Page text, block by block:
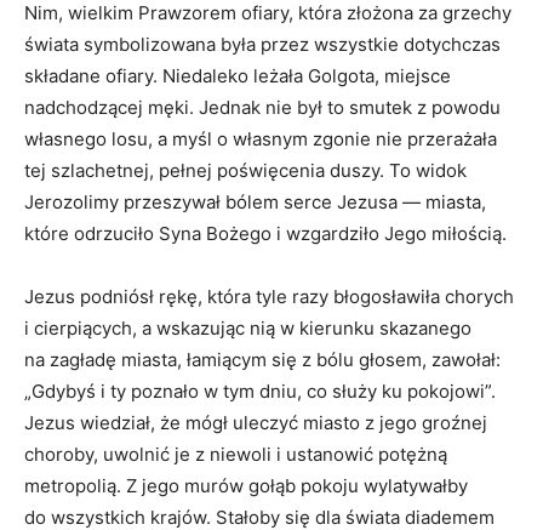
Nim, wielkim Prawzorem ofiary, która złożona za grzechy
świata symbolizowana była przez wszystkie dotychczas
składane ofiary. Niedaleko leżała Golgota, miejsce
nadchodzącej męki. Jednak nie był to smutek z powodu
własnego losu, a myśl o własnym zgonie nie przerażała
tej szlachetnej, pełnej poświęcenia duszy. To widok
Jerozolimy przeszywał bólem serce Jezusa — miasta,
które odrzuciło Syna Bożego i wzgardziło Jego miłością.
Jezus podniósł rękę, która tyle razy błogosławiła chorych
i cierpiących, a wskazując nią w kierunku skazanego
na zagładę miasta, łamiącym się z bólu głosem, zawołał:
„Gdybyś i ty poznało w tym dniu, co służy ku pokojowi”.
Jezus wiedział, że mógł uleczyć miasto z jego groźnej
choroby, uwolnić je z niewoli i ustanowić potężną
metropolią. Z jego murów gołąb pokoju wylatywałby
do wszystkich krajów. Stałoby się dla świata diademem